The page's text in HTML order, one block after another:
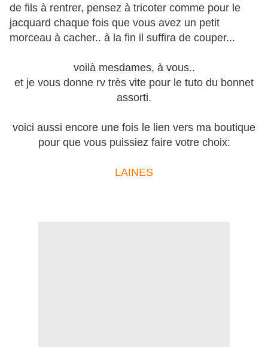
de fils à rentrer, pensez à tricoter comme pour le
jacquard chaque fois que vous avez un petit
morceau à cacher.. à la fin il suffira de couper...
voilà mesdames, à vous..
et je vous donne rv très vite pour le tuto du bonnet
assorti.
voici aussi encore une fois le lien vers ma boutique
pour que vous puissiez faire votre choix:
LAINES